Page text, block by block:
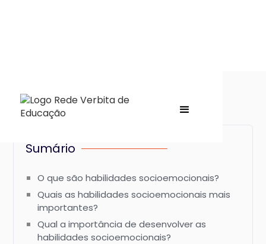
Sumário
O que são habilidades socioemocionais?
Quais as habilidades socioemocionais mais
importantes?
Qual a importância de desenvolver as
habilidades socioemocionais?